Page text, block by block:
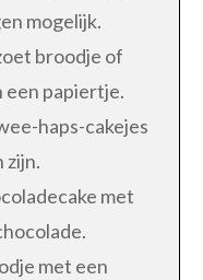
mogelijk.
broodje of
een papiertje.
haps-cakejes
zijn.
met
met een